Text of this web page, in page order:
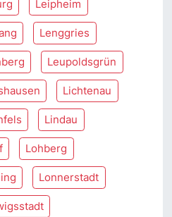
Leipheim
Lenggries
Leupoldsgrün
Lichtenau
Lindau
Lohberg
Lonnerstadt